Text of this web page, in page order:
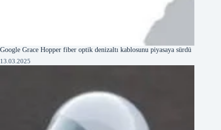
Google Grace Hopper fiber optik denizaltı kablosunu piyasaya sürdü
13.03.2025